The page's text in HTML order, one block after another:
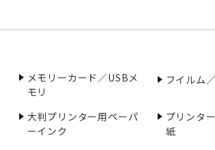
メモリーカード／USBメ
モリ
フイルム
大判プリンター用ペーパ
ーインク
プリンタ
紙